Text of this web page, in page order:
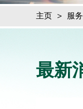
主页 > 服务
最新